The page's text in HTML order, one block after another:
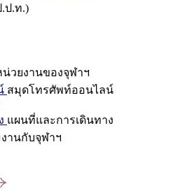
ป.ท.)
วยงานของจุฬาฯ
สมุดโทรศัพท์ออนไลน์
แผนที่และการเดินทาง
านกับจุฬาฯ